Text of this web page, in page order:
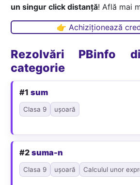
un singur click distanță! Află mai
👉 Achiziționează
Rezolvări PBinfo
categorie
#1sum
Clasa 9 ușoară
#2suma-n
Clasa 9 ușoară Calculul unor